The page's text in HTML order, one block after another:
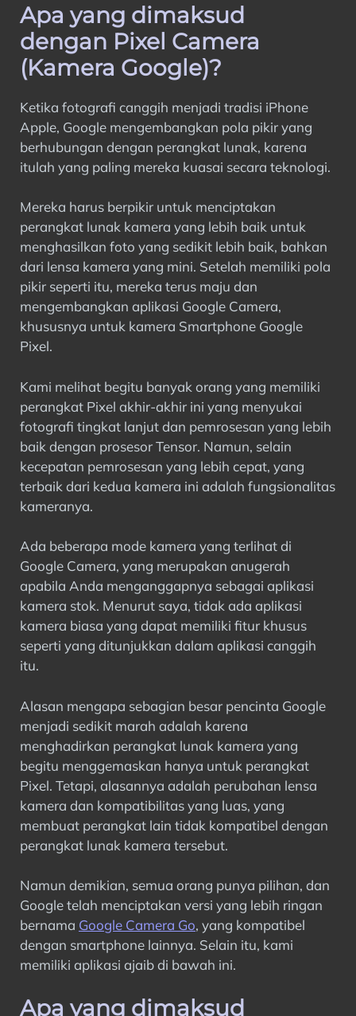
Apa yang dimaksud dengan Pixel Camera
(Kamera Google)?
Apa yang dimaksud dengan GCam APK
Ports?
Google Camera?
Fitur
Mode Fotografi dari Google Kamera
Mengapa GCam Ports APK populer?
Tangkapan layar
Port GCam Populer yang Dikembangkan
oleh Pengembang Tepercaya
Bagaimana Cara Memasang APK GCam
di Smartphone Android?
Unduh File Konfigurasi GCam Terbaik
Apa itu Camera2 API dan Mengapa ini
Pikiran terakhir
Apa yang dimaksud
dengan Pixel Camera
(Kamera Google)?
Ketika fotografi canggih menjadi tradisi iPhone
Apple, Google mengembangkan pola pikir yang
berhubungan dengan perangkat lunak, karena
itulah yang paling mereka kuasai secara teknologi.
Mereka harus berpikir untuk menciptakan
perangkat lunak kamera yang lebih baik untuk
menghasilkan foto yang sedikit lebih baik, bahkan
dari lensa kamera yang mini. Setelah memiliki pola
pikir seperti itu, mereka terus maju dan
mengembangkan aplikasi Google Camera,
khususnya untuk kamera Smartphone Google
Pixel.
Kami melihat begitu banyak orang yang memiliki
perangkat Pixel akhir-akhir ini yang menyukai
fotografi tingkat lanjut dan pemrosesan yang lebih
baik dengan prosesor Tensor. Namun, selain
kecepatan pemrosesan yang lebih cepat, yang
terbaik dari kedua kamera ini adalah fungsionalitas
kameranya.
Ada beberapa mode kamera yang terlihat di
Google Camera, yang merupakan anugerah
apabila Anda menganggapnya sebagai aplikasi
kamera stok. Menurut saya, tidak ada aplikasi
kamera biasa yang dapat memiliki fitur khusus
seperti yang ditunjukkan dalam aplikasi canggih
itu.
Alasan mengapa sebagian besar pencinta Google
menjadi sedikit marah adalah karena
menghadirkan perangkat lunak kamera yang
begitu menggemaskan hanya untuk perangkat
Pixel. Tetapi, alasannya adalah perubahan lensa
kamera dan kompatibilitas yang luas, yang
membuat perangkat lain tidak kompatibel dengan
perangkat lunak kamera tersebut.
Namun demikian, semua orang punya pilihan, dan
Google telah menciptakan versi yang lebih ringan
bernama Google Camera Go, yang kompatibel
dengan smartphone lainnya. Selain itu, kami
memiliki aplikasi ajaib di bawah ini.
Apa yang dimaksud